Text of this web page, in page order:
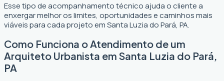
Esse tipo de acompanhamento técnico ajuda o cliente a
enxergar melhor os limites, oportunidades e caminhos mais
viáveis para cada projeto em Santa Luzia do Pará, PA.
Como Funciona o Atendimento de um
Arquiteto Urbanista em Santa Luzia do Pará,
PA